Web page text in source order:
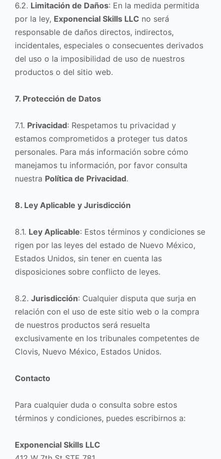
6.2. Limitación de Daños: En la medida permitida
por la ley, Exponencial Skills LLC no será
responsable de daños directos, indirectos,
incidentales, especiales o consecuentes derivados
del uso o la imposibilidad de uso de nuestros
productos o del sitio web.
7. Protección de Datos
7.1. Privacidad: Respetamos tu privacidad y
estamos comprometidos a proteger tus datos
personales. Para más información sobre cómo
manejamos tu información, por favor consulta
nuestra Política de Privacidad.
8. Ley Aplicable y Jurisdicción
8.1. Ley Aplicable: Estos términos y condiciones se
rigen por las leyes del estado de Nuevo México,
Estados Unidos, sin tener en cuenta las
disposiciones sobre conflicto de leyes.
8.2. Jurisdicción: Cualquier disputa que surja en
relación con el uso de este sitio web o la compra
de nuestros productos será resuelta
exclusivamente en los tribunales competentes de
Clovis, Nuevo México, Estados Unidos.
Contacto
Para cualquier duda o consulta sobre estos
términos y condiciones, puedes escribirnos a:
Exponencial Skills LLC